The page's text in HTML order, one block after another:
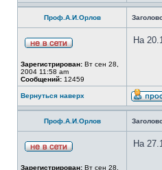
Проф.А.И.Орлов
Зарегистрирован: Вт сен 28,
2004 11:58 am
Сообщений: 12459
На
Вернуться наверх
Проф.А.И.Орлов
Зарегистрирован: Вт сен 28,
На